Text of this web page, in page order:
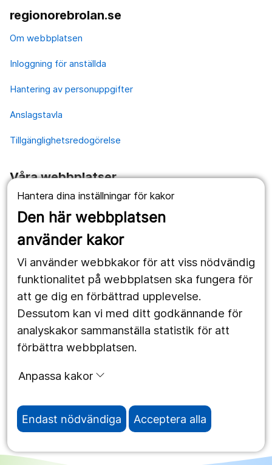
Hantera dina inställningar för kakor
Den här webbplatsen
använder kakor
Vi använder webbkakor för att viss nödvändig
funktionalitet på webbplatsen ska fungera för
att ge dig en förbättrad upplevelse.
Dessutom kan vi med ditt godkännande för
analyskakor sammanställa statistik för att
förbättra webbplatsen.
Anpassa kakor
Endast nödvändiga Acceptera alla
regionorebrolan.se
Om webbplatsen
Inloggning för anställda
Hantering av personuppgifter
Anslagstavla
Tillgänglighetsredogörelse
Våra webbplatser
1177.se
Länstrafiken
Utveckling
Följ oss
Facebook